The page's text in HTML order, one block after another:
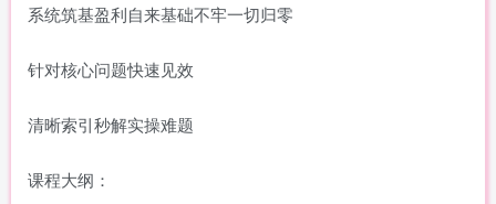
系统筑基盈利自来基础不牢一切归零
针对核心问题快速见效
清晰索引秒解实操难题
课程大纲：